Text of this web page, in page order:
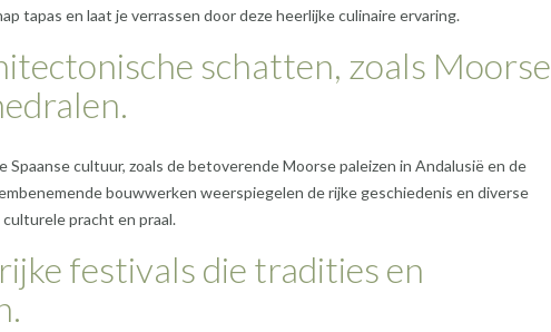
tapas en laat je verrassen door deze heerlijke culinaire ervaring.
schatten, zoals Moorse
cultuur, zoals de betoverende Moorse paleizen in Andalusië en de
bouwwerken weerspiegelen de rijke geschiedenis en diverse
pracht en praal.
festivals die tradities en